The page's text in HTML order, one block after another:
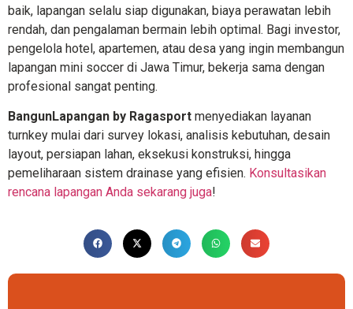
baik, lapangan selalu siap digunakan, biaya perawatan lebih
rendah, dan pengalaman bermain lebih optimal. Bagi investor,
pengelola hotel, apartemen, atau desa yang ingin membangun
lapangan mini soccer di Jawa Timur, bekerja sama dengan
profesional sangat penting.
BangunLapangan by Ragasport menyediakan layanan
turnkey mulai dari survey lokasi, analisis kebutuhan, desain
layout, persiapan lahan, eksekusi konstruksi, hingga
pemeliharaan sistem drainase yang efisien. Konsultasikan
rencana lapangan Anda sekarang juga!